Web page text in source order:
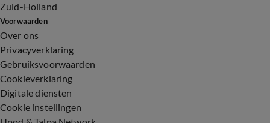
Zuid-Holland
Voorwaarden
Over ons
Privacyverklaring
Gebruiksvoorwaarden
Cookieverklaring
Digitale diensten
Cookie instellingen